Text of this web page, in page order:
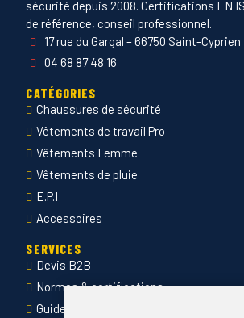
sécurité depuis 2008. Certifications EN
de référence, conseil professionnel.
17 rue du Gargal – 66750 Saint-Cyprien
04 68 87 48 16
CATÉGORIES
Chaussures de sécurité
Vêtements de travail Pro
Vêtements Femme
Vêtements de pluie
E.P.I
Accessoires
SERVICES
Devis B2B
Normes & certifications
Guide des tailles